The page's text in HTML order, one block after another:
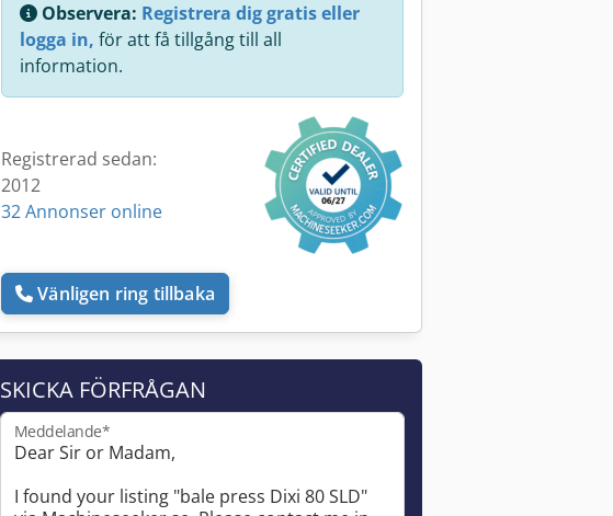
Observera: Registrera dig gratis eller
logga in, för att få tillgång till all
information.
Registrerad sedan:
2012
32 Annonser online
Vänligen ring tillbaka
SKICKA FÖRFRÅGAN
Meddelande*